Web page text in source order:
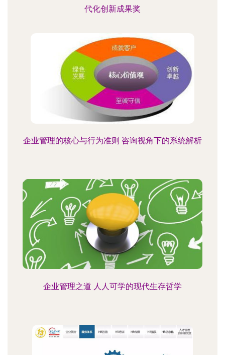
代化创新成果奖
企业管理的核心与行为准则 咨询视角下的系统解析
企业管理之道 人人可学的现代生存哲学